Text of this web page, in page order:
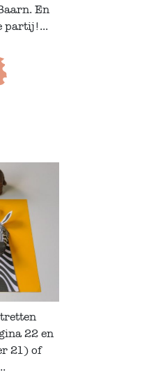
En
partij!...
22 en
21) of